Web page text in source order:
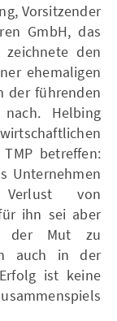
Vorsitzender
GmbH, das
zeichnete den
ehemaligen
der führenden
nach. Helbing
betreffen:
Unternehmen
von
ihn sei aber
der Mut zu
auch in der
ist keine